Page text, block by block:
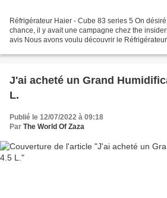
Réfrigérateur Haier - Cube 83 series 5 On
chance, il y avait une campagne chez the
avis Nous avons voulu découvrir le
J'ai acheté un Grand
L.
Publié le 12/07/2022 à 09:18
Par The World Of Zaza